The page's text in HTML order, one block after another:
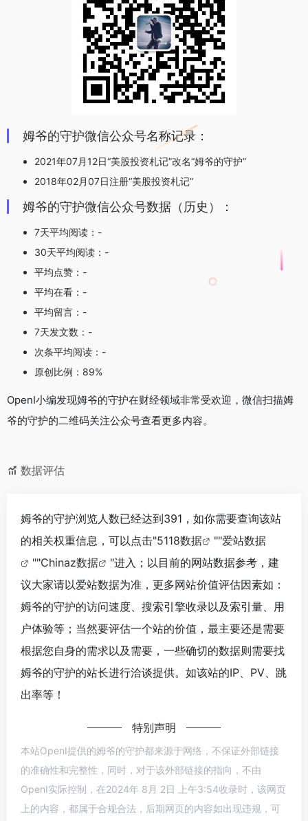
姆爷的守护微信公众号名称记录：
2021年07月12日“美股投资札记”改名“姆爷的守护”
2018年02月07日注册“美股投资札记”
姆爷的守护微信公众号数据（历史）：
7天平均阅读：-
30天平均阅读：-
平均点赞：-
平均在看：-
平均留言：-
7天发文数：-
次条平均阅读：-
原创比例：89%
OpenI小编发现姆爷的守护在财经领域非常受欢迎，微信扫描姆
爷的守护的二维码关注公众号查看更多内容。
数据评估
姆爷的守护浏览人数已经达到391，如你需要查询该站
的相关权重信息，可以点击"5118数据 ""爱站数据
""Chinaz数据
"进入；以目前的网站数据参考，建
议大家请以爱站数据为准，更多网站价值评估因素如：
姆爷的守护的访问速度、搜索引擎收录以及索引量、用
户体验等；当然要评估一个站的价值，最主要还是需要
根据您自身的需求以及需要，一些确切的数据则需要找
姆爷的守护的站长进行洽谈提供。如该站的IP、PV、跳
出率等！
特别声明
本站OpenI提供的姆爷的守护都来源于网络，不保证外部链接
的准确性和完整性，同时，对于该外部链接的指向，不由
OpenI实际控制，在2024年 8月 2日 上午3:54收录时，该网页
上的内容，都属于合规合法，后期网页的内容如出现违规，可